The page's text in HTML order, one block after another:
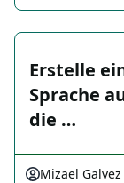
Erstelle
Sprache
die …
Mizael Galvez